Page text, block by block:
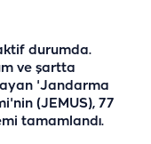
durumda.
ve şartta
'Jandarma
(JEMUS), 77
tamamlandı.